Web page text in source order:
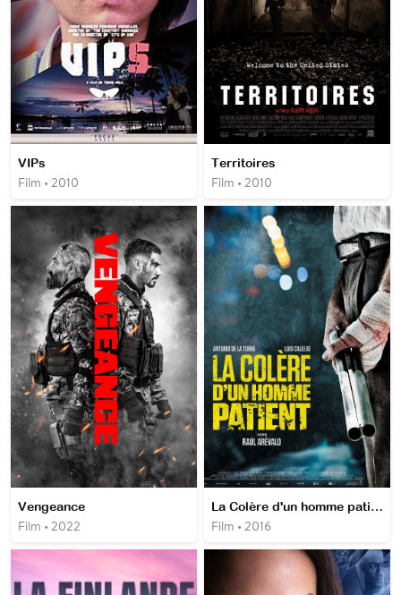
VIPs
Film • 2010
Territoires
Film • 2010
Vengeance
Film • 2022
La Colère d'un homme patient
Film • 2016